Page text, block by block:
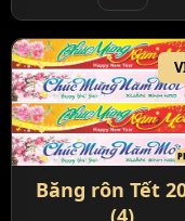
Băng rôn Tết